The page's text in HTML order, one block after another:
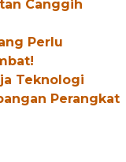
Canggih
Perlu
Teknologi
Perangkat